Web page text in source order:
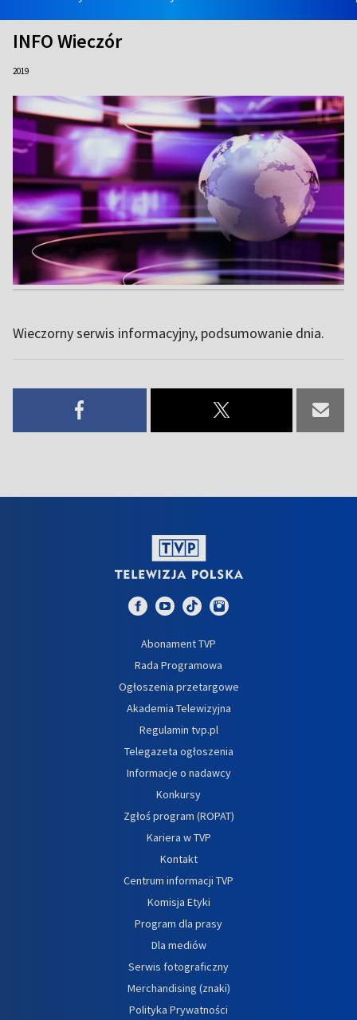
INFO Wieczór
2019
Wieczorny serwis informacyjny, podsumowanie dnia.
Abonament TVP
Rada Programowa
Ogłoszenia przetargowe
Akademia Telewizyjna
Regulamin tvp.pl
Telegazeta ogłoszenia
Informacje o nadawcy
Konkursy
Zgłoś program (ROPAT)
Kariera w TVP
Kontakt
Centrum informacji TVP
Komisja Etyki
Program dla prasy
Dla mediów
Serwis fotograficzny
Merchandising (znaki)
Polityka Prywatności